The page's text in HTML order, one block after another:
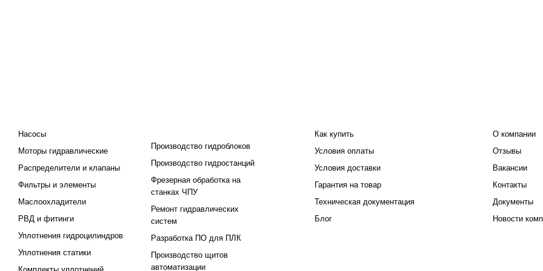
Насосы
Моторы гидравлические
Распределители и клапаны
Фильтры и элементы
Маслоохладители
РВД и фитинги
Уплотнения гидроцилиндров
Уплотнения статики
Производство гидроблоков
Производство гидростанций
Фрезерная обработка на
станках ЧПУ
Ремонт гидравлических
систем
Разработка ПО для ПЛК
Производство щитов
автоматизации
Как купить
Условия оплаты
Условия доставки
Гарантия на товар
Техническая документация
Блог
О компании
Отзывы
Вакансии
Контакты
Документы
Новости